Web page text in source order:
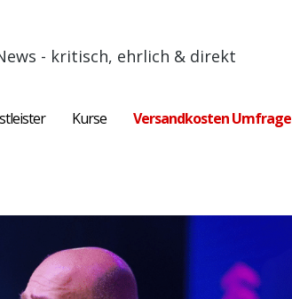
- kritisch, ehrlich & direkt
Kurse Versandkosten Umfrage